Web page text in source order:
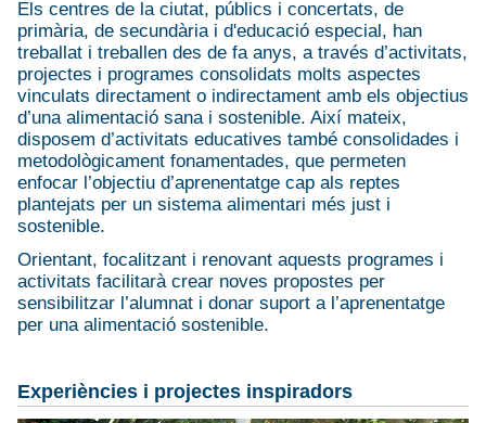
Els centres de la ciutat, públics i concertats, de
primària, de secundària i d'educació especial, han
treballat i treballen des de fa anys, a través d’activitats,
projectes i programes consolidats molts aspectes
vinculats directament o indirectament amb els objectius
d’una alimentació sana i sostenible. Així mateix,
disposem d’activitats educatives també consolidades i
metodològicament fonamentades, que permeten
enfocar l’objectiu d’aprenentatge cap als reptes
plantejats per un sistema alimentari més just i
sostenible.
Orientant, focalitzant i renovant aquests programes i
activitats facilitarà crear noves propostes per
sensibilitzar l’alumnat i donar suport a l’aprenentatge
per una alimentació sostenible.
Experiències i projectes inspiradors